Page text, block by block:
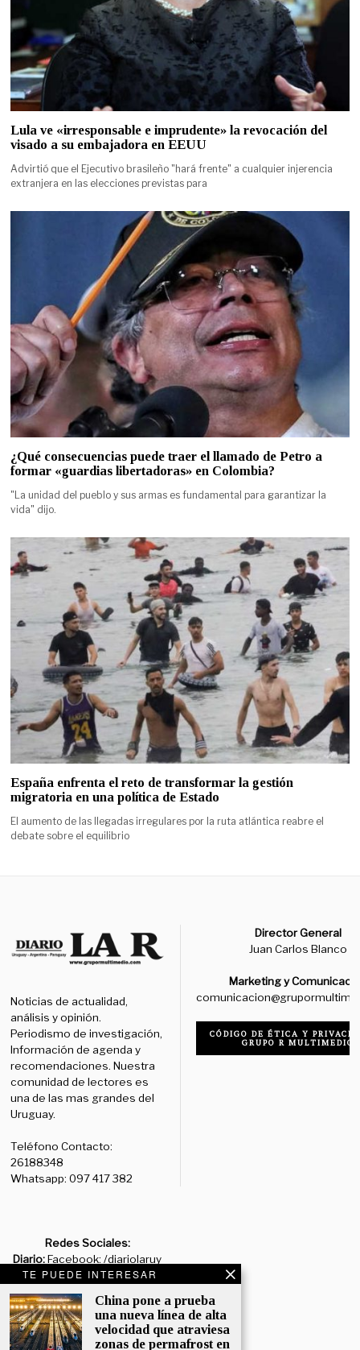
TE PUEDE INTERESAR
China pone a prueba
una nueva línea de alta
velocidad que atraviesa
zonas de permafrost en
Lula ve «irresponsable e imprudente» la revocación del
visado a su embajadora en EEUU
Advirtió que el Ejecutivo brasileño "hará frente" a cualquier injerencia
extranjera en las elecciones previstas para
¿Qué consecuencias puede traer el llamado de Petro a
formar «guardias libertadoras» en Colombia?
"La unidad del pueblo y sus armas es fundamental para garantizar la
vida" dijo.
España enfrenta el reto de transformar la gestión
migratoria en una política de Estado
El aumento de las llegadas irregulares por la ruta atlántica reabre el
debate sobre el equilibrio
Noticias de actualidad,
análisis y opinión.
Periodismo de investigación,
Información de agenda y
recomendaciones. Nuestra
comunidad de lectores es
una de las mas grandes del
Uruguay.
Teléfono Contacto:
26188348
Whatsapp: 097 417 382
Director General
Juan Carlos Blanco
Marketing y
CÓDIGO DE ÉTICA Y
GRUPO R MULTIMEDIO
Redes Sociales:
Diario:Facebook: /diariolaruy
- X: @diariolaruy - Instagram:
@diariolar_uy
Departamento Comercial:
comercial@grupormultimedio.com